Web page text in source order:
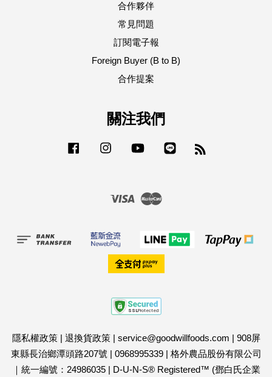
合作夥伴
常見問題
訂閱電子報
Foreign Buyer (B to B)
合作提案
關注我們
Facebook Instagram YouTube
Visa
隱私權政策| 退換貨政策| service@goodwillfoods.com | 908屏
東縣長治鄉潭頭路207號 | 0968995339| 格外農品股份有限公司
｜統一編號：24986035| D-U-N-S® Registered™ (鄧白氏企業